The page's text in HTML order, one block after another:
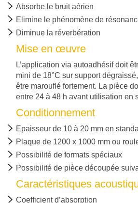
DE
PRODUITS
FINIS
NORMES
ET
CERTIFICATIONS
CERTIFICATIONS
ISO
NOUS
CONTACTER
Absorbe le bruit aérien
Elimine le phénomène de
Diminue la réverbération
Mise en œuvre
L’application via autoadhésif doit
mini de 18°C sur support
être marouflé fortement. La pièce
entre 24 à 48 h avant utilisation en
Conditionnement
Epaisseur de 10 à 20 mm en
Plaque de 1200 x 1000 mm ou
Possibilité de formats spéciaux
Possibilité de pièce découpée
Caractéristiques
Coefficient d’absorption